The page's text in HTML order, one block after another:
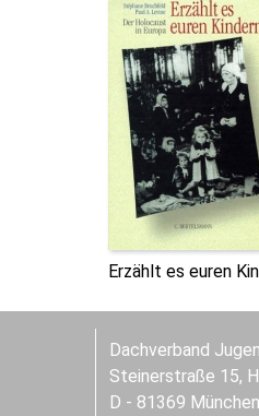
Erzählt es euren
Dachverband
Steinerstraße 15,
D - 81369 München